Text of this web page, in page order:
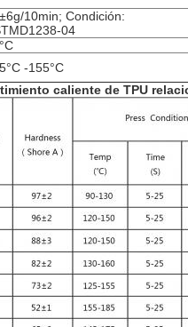
10min; Condición:
04
-155°C
caliente de TPU